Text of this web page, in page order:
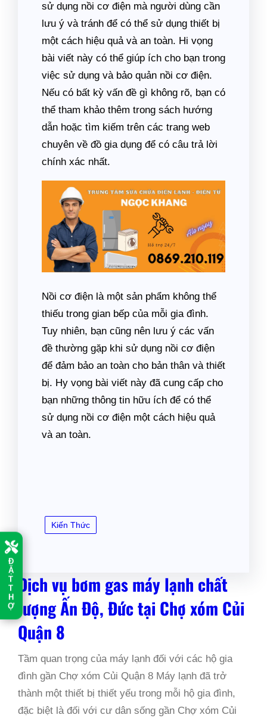
Đ
Ặ
T
T
H
Ợ
sử dụng nồi cơ điện mà người dùng cần
lưu ý và tránh để có thể sử dụng thiết bị
một cách hiệu quả và an toàn. Hi vọng
bài viết này có thể giúp ích cho bạn trong
việc sử dụng và bảo quản nồi cơ điện.
Nếu có bất kỳ vấn đề gì không rõ, bạn có
thể tham khảo thêm trong sách hướng
dẫn hoặc tìm kiếm trên các trang web
chuyên về đồ gia dụng để có câu trả lời
chính xác nhất.
Nồi cơ điện là một sản phẩm không thể
thiếu trong gian bếp của mỗi gia đình.
Tuy nhiên, bạn cũng nên lưu ý các vấn
đề thường gặp khi sử dụng nồi cơ điện
để đảm bảo an toàn cho bản thân và thiết
bị. Hy vọng bài viết này đã cung cấp cho
bạn những thông tin hữu ích để có thể
sử dụng nồi cơ điện một cách hiệu quả
và an toàn.
Kiến Thức
Dịch vụ bơm gas máy lạnh chất
lượng Ấn Độ, Đức tại Chợ xóm Củi
Quận 8
Tầm quan trọng của máy lạnh đối với các hộ gia
đình gần Chợ xóm Củi Quận 8 Máy lạnh đã trở
thành một thiết bị thiết yếu trong mỗi hộ gia đình,
đặc biệt là đối với cư dân sống gần Chợ xóm Củi